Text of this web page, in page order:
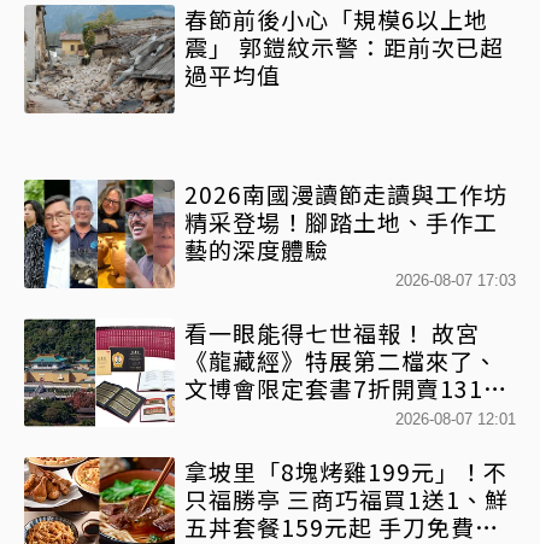
春節前後小心「規模6以上地
震」 郭鎧紋示警：距前次已超
過平均值
2026南國漫讀節走讀與工作坊
精采登場！腳踏土地、手作工
藝的深度體驗
2026-08-07 17:03
看一眼能得七世福報！ 故宮
《龍藏經》特展第二檔來了、
文博會限定套書7折開賣131萬
網驚：貧窮限制想像2026-08-07 12:01
拿坡里「8塊烤雞199元」！不
只福勝亭 三商巧福買1送1、鮮
五丼套餐159元起 手刀免費領